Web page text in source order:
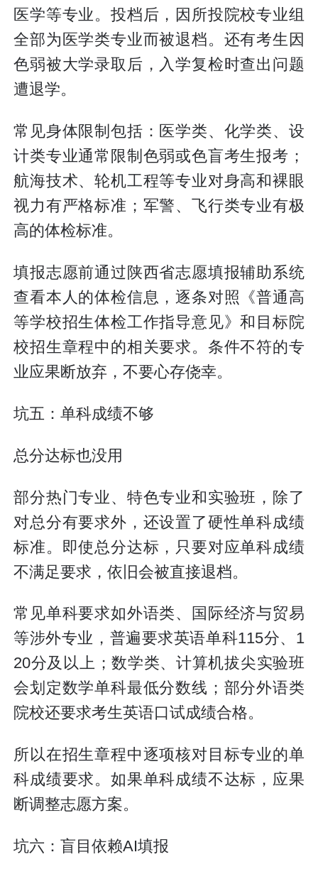
医学等专业。投档后，因所投院校专业组
全部为医学类专业而被退档。还有考生因
色弱被大学录取后，入学复检时查出问题
遭退学。
常见身体限制包括：医学类、化学类、设
计类专业通常限制色弱或色盲考生报考；
航海技术、轮机工程等专业对身高和裸眼
视力有严格标准；军警、飞行类专业有极
高的体检标准。
填报志愿前通过陕西省志愿填报辅助系统
查看本人的体检信息，逐条对照《普通高
等学校招生体检工作指导意见》和目标院
校招生章程中的相关要求。条件不符的专
业应果断放弃，不要心存侥幸。
坑五：单科成绩不够
总分达标也没用
部分热门专业、特色专业和实验班，除了
对总分有要求外，还设置了硬性单科成绩
标准。即使总分达标，只要对应单科成绩
不满足要求，依旧会被直接退档。
常见单科要求如外语类、国际经济与贸易
等涉外专业，普遍要求英语单科115分、1
20分及以上；数学类、计算机拔尖实验班
会划定数学单科最低分数线；部分外语类
院校还要求考生英语口试成绩合格。
所以在招生章程中逐项核对目标专业的单
科成绩要求。如果单科成绩不达标，应果
断调整志愿方案。
坑六：盲目依赖AI填报